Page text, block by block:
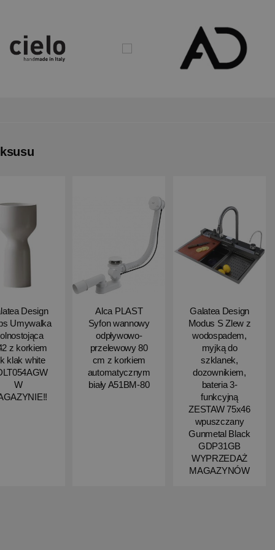
Design
Umywalka
z korkiem
klak white
W
Alca PLAST
Syfon wannowy
odpływowo-
przelewowy 80
cm z korkiem
automatycznym
biały A51BM-80
Galatea Design
Modus S Zlew z
wodospadem,
myjką do
szklanek,
dozownikiem,
bateria 3-
funkcyjną
ZESTAW 75x46
wpuszczany
Gunmetal Black
GDP31GB
WYPRZEDAŻ
MAGAZYNÓW